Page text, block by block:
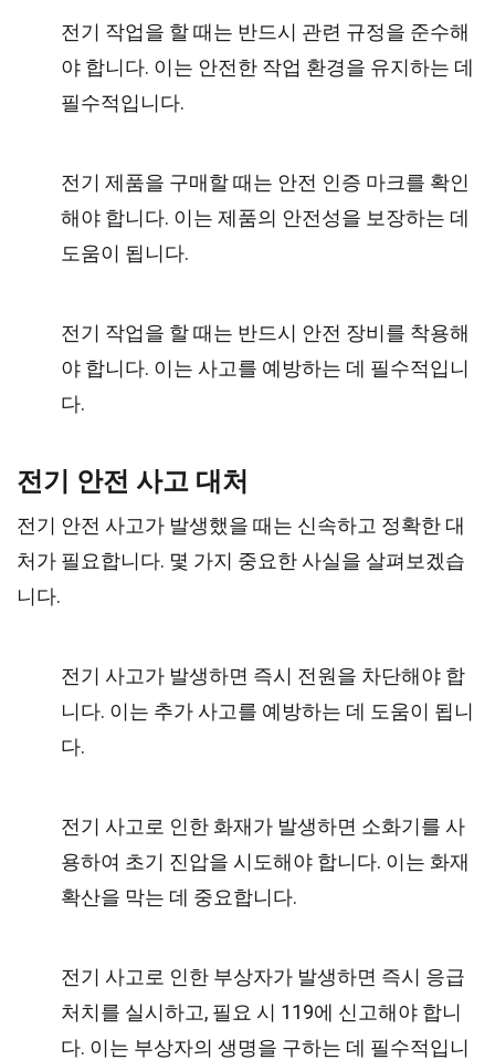
전기 작업을 할 때는 반드시 관련 규정을 준수해
야 합니다. 이는 안전한 작업 환경을 유지하는 데
필수적입니다.
전기 제품을 구매할 때는 안전 인증 마크를 확인
해야 합니다. 이는 제품의 안전성을 보장하는 데
도움이 됩니다.
전기 작업을 할 때는 반드시 안전 장비를 착용해
야 합니다. 이는 사고를 예방하는 데 필수적입니
다.
전기 안전 사고 대처
전기 안전 사고가 발생했을 때는 신속하고 정확한 대
처가 필요합니다. 몇 가지 중요한 사실을 살펴보겠습
니다.
전기 사고가 발생하면 즉시 전원을 차단해야 합
니다. 이는 추가 사고를 예방하는 데 도움이 됩니
다.
전기 사고로 인한 화재가 발생하면 소화기를 사
용하여 초기 진압을 시도해야 합니다. 이는 화재
확산을 막는 데 중요합니다.
전기 사고로 인한 부상자가 발생하면 즉시 응급
처치를 실시하고, 필요 시 119에 신고해야 합니
다. 이는 부상자의 생명을 구하는 데 필수적입니